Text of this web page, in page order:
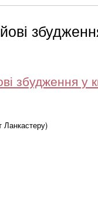
збудження у
Ланкастеру)